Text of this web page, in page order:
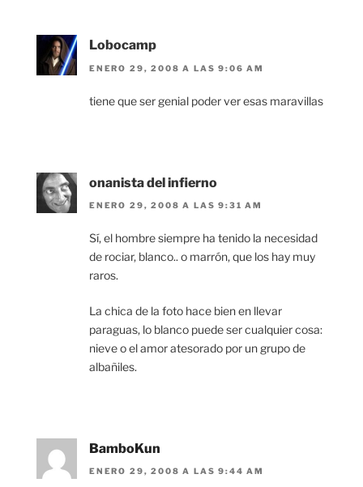
Lobocamp
ENERO 29, 2008 A LAS 9:06 AM
tiene que ser genial poder ver esas maravillas
onanista del infierno
ENERO 29, 2008 A LAS 9:31 AM
Sí, el hombre siempre ha tenido la necesidad
de rociar, blanco.. o marrón, que los hay muy
raros.
La chica de la foto hace bien en llevar
paraguas, lo blanco puede ser cualquier cosa:
nieve o el amor atesorado por un grupo de
albañiles.
BamboKun
ENERO 29, 2008 A LAS 9:44 AM